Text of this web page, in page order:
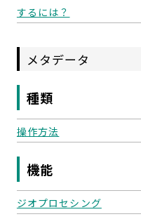
するには？
メタデータ
種類
操作方法
機能
ジオプロセシング